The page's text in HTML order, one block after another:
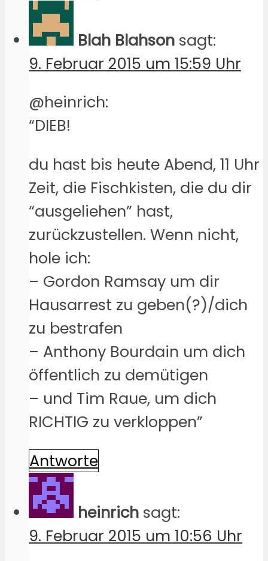
Blah Blahson sagt:
9. Februar 2015 um 15:59 Uhr
@heinrich:
“DIEB!
du hast bis heute Abend, 11 Uhr
Zeit, die Fischkisten, die du dir
“ausgeliehen” hast,
zurückzustellen. Wenn nicht,
hole ich:
– Gordon Ramsay um dir
Hausarrest zu geben(?)/dich
zu bestrafen
– Anthony Bourdain um dich
öffentlich zu demütigen
– und Tim Raue, um dich
RICHTIG zu verkloppen”
Antworte
heinrich sagt:
9. Februar 2015 um 10:56 Uhr